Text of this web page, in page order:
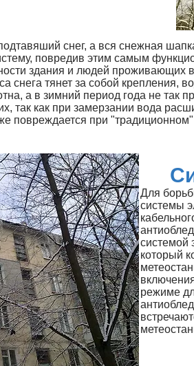
снег, а вся снежная
повредив этим самым
здания и людей
снега тянет за собой крепления,
а в зимний период года не
так как при замерзании вода
повреждается при
Для
системы
системой
который
режиме